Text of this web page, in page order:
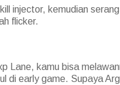
injector, kemudian
flicker.
Lane, kamu bisa
di early game. Supaya